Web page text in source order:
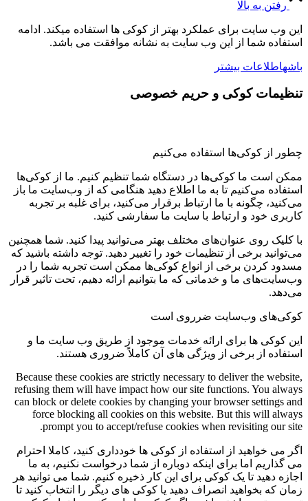
رفتن به بالا
این وب سایت برای عملکرد بهتر از کوکی ها استفاده میکند. ادامه
استفاده شما از این وب سایت به نشانه موافقت می باشد.
باشهاطلاعات بیشتر
تنظیمات کوکی و حریم خصوصی
چطور از کوکی‌ها استفاده می‌کنیم
ممکن است ما کوکی‌ها در دستگاه شما تنظیم کنیم. ما از کوکی‌ها
استفاده می‌کنیم تا به ما اطلاع دهید هنگامی که از وب‌سایت ما باز
می‌کنید، چگونه با ما ارتباط برقرار می‌کنید، برای غلبه بر تجربه
کاربری خود و ارتباط با سایت ما سفارشی کنید.
با کلیک روی عنوان‌های مختلف بهتر می‌توانید پیدا کنید. شما همچنین
می‌توانید برخی از تنظیمات خود را تغییر دهید. توجه داشته باشید که
مسدود کردن برخی از انواع کوکی‌ها ممکن است تجربه شما را در
وب‌سایت‌های ما و خدماتی که ما بتوانیم ارائه دهیم، تحت تاثیر قرار
می‌دهد.
کوکی‌های وب‌سایت ضرروی است
این کوکی ها برای ارائه خدمات موجود از طریق وب سایت ما و
استفاده از برخی از ویژگی های آن کاملاً ضروری هستند.
Because these cookies are strictly necessary to deliver the website,
refusing them will have impact how our site functions. You always
can block or delete cookies by changing your browser settings and
force blocking all cookies on this website. But this will always
prompt you to accept/refuse cookies when revisiting our site.
اگر می خواهید از استفاده از کوکی ها خودداری کنید، کاملا احترام
می گذاریم اما برای اینکه دوباره از شما درخواست نکنیم، به ما
اجازه دهید تا یک کوکی برای این کار ذخیره کنیم. شما می توانید هر
زمان که بخواهید انصراف دهید یا کوکی های دیگر را انتخاب کنید تا